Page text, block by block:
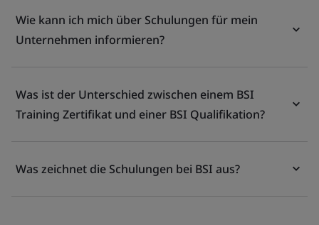
Wie kann ich mich über Schulungen für mein
Unternehmen informieren?
Was ist der Unterschied zwischen einem BSI
Training Zertifikat und einer BSI Qualifikation?
Was zeichnet die Schulungen bei BSI aus?